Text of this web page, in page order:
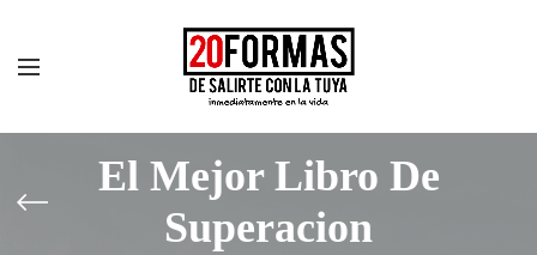
El Mejor Libro De
Superacion